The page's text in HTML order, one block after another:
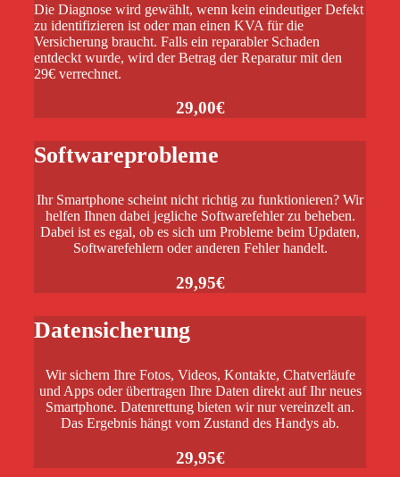
Die Diagnose wird gewählt, wenn kein eindeutiger Defekt
zu identifizieren ist oder man einen KVA für die
Versicherung braucht. Falls ein reparabler Schaden
entdeckt wurde, wird der Betrag der Reparatur mit den
29€ verrechnet.
29,00€
Softwareprobleme
Ihr Smartphone scheint nicht richtig zu funktionieren? Wir
helfen Ihnen dabei jegliche Softwarefehler zu beheben.
Dabei ist es egal, ob es sich um Probleme beim Updaten,
Softwarefehlern oder anderen Fehler handelt.
29,95€
Datensicherung
Wir sichern Ihre Fotos, Videos, Kontakte, Chatverläufe
und Apps oder übertragen Ihre Daten direkt auf Ihr neues
Smartphone. Datenrettung bieten wir nur vereinzelt an.
Das Ergebnis hängt vom Zustand des Handys ab.
29,95€